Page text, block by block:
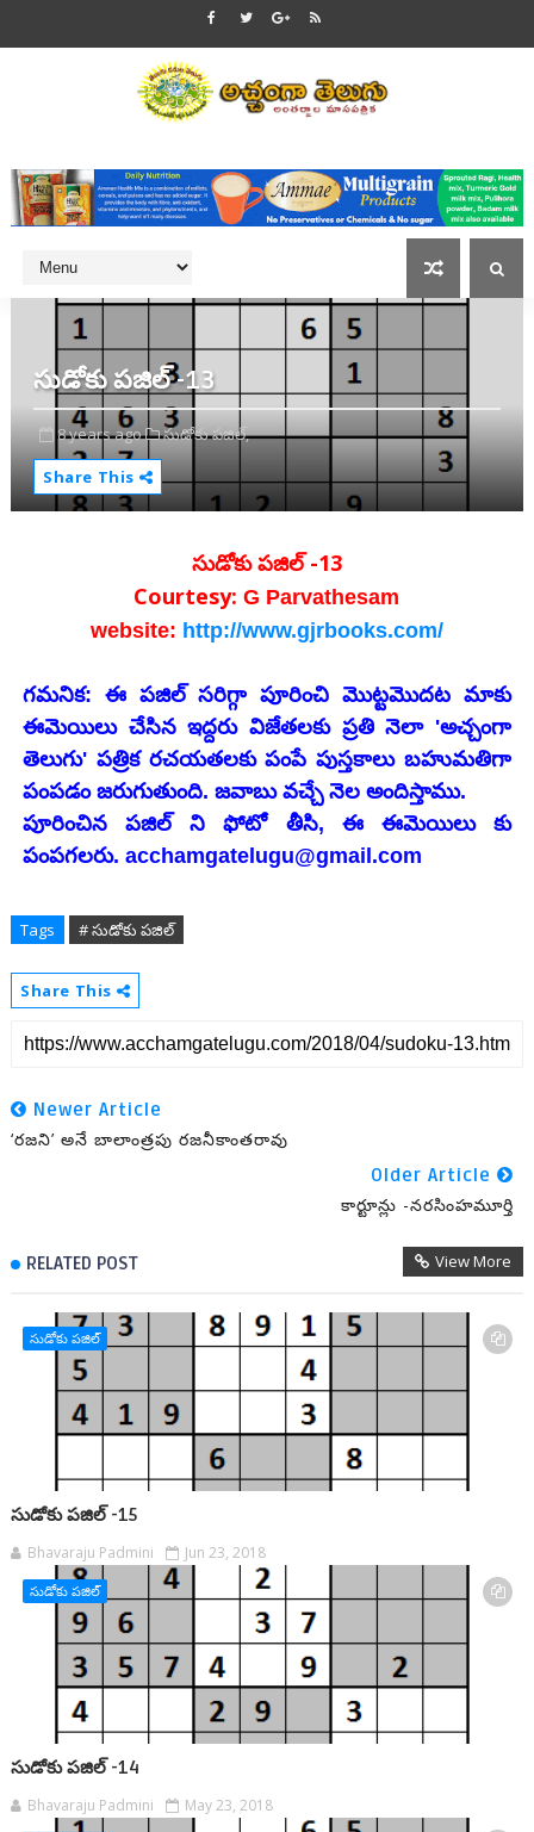
సుడోకు పజిల్ -13
8 years ago
సుడోకు పజిల్,
Share This
సుడోకు పజిల్ -13
Courtesy:G Parvathesam
website: http://www.gjrbooks.com/
గమనిక: ఈ పజిల్ సరిగ్గా పూరించి మొట్టమొదట మాకు
ఈమెయిలు చేసిన ఇద్దరు విజేతలకు ప్రతి నెలా 'అచ్చంగా
తెలుగు' పత్రిక రచయతలకు పంపే పుస్తకాలు బహుమతిగా
పంపడం జరుగుతుంది. జవాబు వచ్చే నెల అందిస్తాము.
పూరించిన పజిల్ ని ఫోటో తీసి, ఈ ఈమెయిలు కు
పంపగలరు. acchamgatelugu@gmail.com
Tags # సుడోకు పజిల్
Share This
Newer Article
‘రజని’ అనే బాలాంత్రపు రజనీకాంతరావు
Older Article
కార్టూన్లు -నరసింహమూర్తి
RELATED POST View More
సుడోకు పజిల్
సుడోకు పజిల్ -15
Bhavaraju Padmini Jun 23, 2018
సుడోకు పజిల్
సుడోకు పజిల్ -14
Bhavaraju Padmini May 23, 2018